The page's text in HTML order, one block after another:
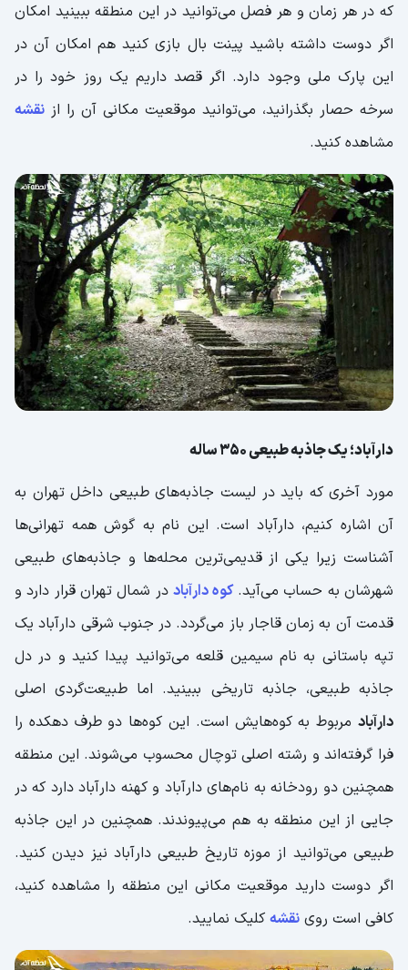
که در هر زمان و هر فصل می‌توانید در این منطقه ببینید امکان
اگر دوست داشته باشید پینت بال بازی کنید هم امکان آن در
این پارک ملی وجود دارد. اگر قصد داریم یک روز خود را در
سرخه حصار بگذرانید، می‌توانید موقعیت مکانی آن را از نقشه
مشاهده کنید.
دارآباد؛ یک جاذبه طبیعی 350 ساله
مورد آخری که باید در لیست جاذبه‌های طبیعی داخل تهران به
آن اشاره کنیم، دارآباد است. این نام به گوش همه تهرانی‌ها
آشناست زیرا یکی از قدیمی‌ترین محله‌ها و جاذبه‌های طبیعی
شهرشان به حساب می‌آید.کوه دارآباددر شمال تهران قرار دارد و
قدمت آن به زمان قاجار باز می‌گردد. در جنوب شرقی دارآباد یک
تپه باستانی به نام سیمین قلعه می‌توانید پیدا کنید و در دل
جاذبه طبیعی، جاذبه تاریخی ببینید. اما طبیعت‌گردی اصلی
دارآباد مربوط به کوه‌هایش است. این کوه‌ها دو طرف دهکده را
فرا گرفته‌اند و رشته اصلی توچال محسوب می‌شوند. این منطقه
همچنین دو رودخانه به نام‌های دارآباد و کهنه دارآباد دارد که در
جایی از این منطقه به هم می‌پیوندند. همچنین در این جاذبه
طبیعی می‌توانید از موزه تاریخ طبیعی دارآباد نیز دیدن کنید.
اگر دوست دارید موقعیت مکانی این منطقه را مشاهده کنید،
کافی است روی نقشه کلیک نمایید.